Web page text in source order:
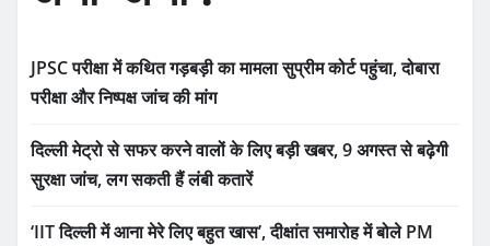
JPSC परीक्षा में कथित गड़बड़ी का मामला सुप्रीम कोर्ट पहुंचा, दोबारा
परीक्षा और निष्पक्ष जांच की मांग
दिल्ली मेट्रो से सफर करने वालों के लिए बड़ी खबर, 9 अगस्त से बढ़ेगी
सुरक्षा जांच, लग सकती हैं लंबी कतारें
‘IIT दिल्ली में आना मेरे लिए बहुत खास’, दीक्षांत समारोह में बोले PM